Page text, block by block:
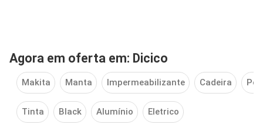
Agora em oferta em: Dicico
Makita Manta Impermeabilizante Cadeira
Tinta Black Alumínio Eletrico